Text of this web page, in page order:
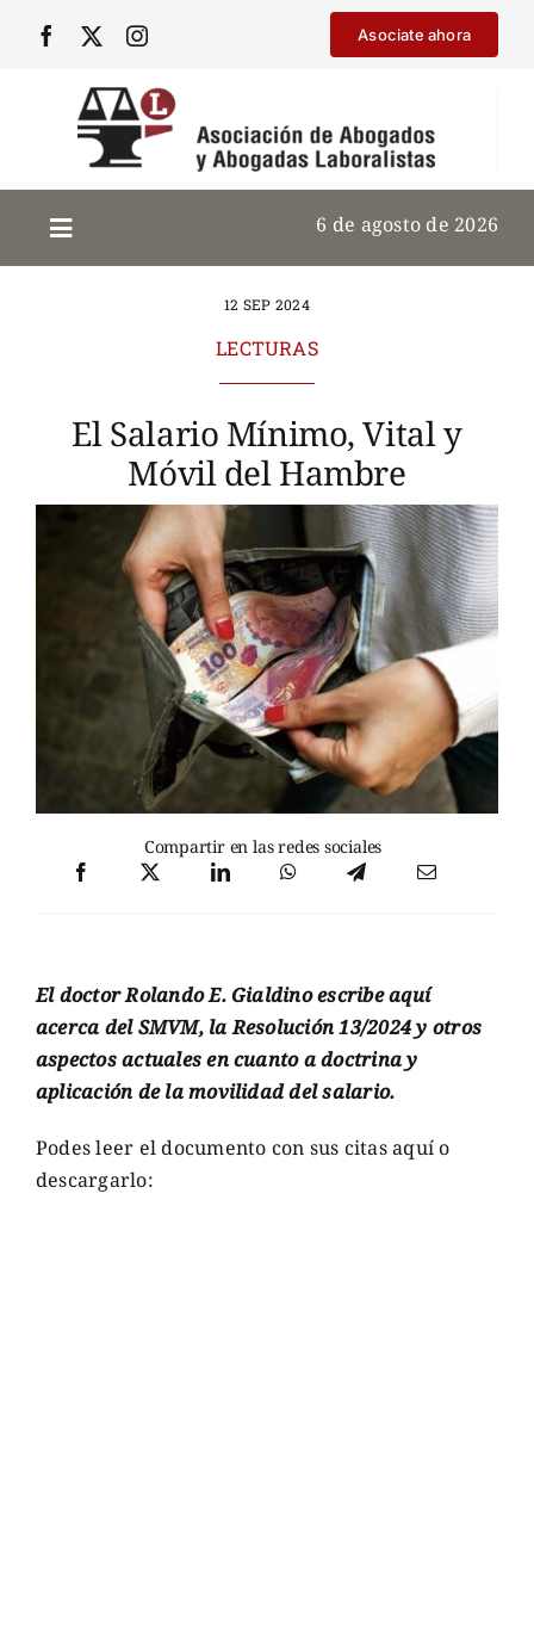
Asociate ahora
6 de agosto de 2026
12 SEP 2024
LECTURAS
El Salario Mínimo, Vital y
Móvil del Hambre
Compartir en las redes sociales
El doctor Rolando E. Gialdino escribe aquí
acerca del SMVM, la Resolución 13/2024 y otros
aspectos actuales en cuanto a doctrina y
aplicación de la movilidad del salario.
Podes leer el documento con sus citas aquí o
descargarlo: